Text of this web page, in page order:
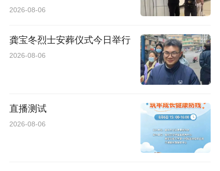
2026-08-06
龚宝冬烈士安葬仪式今日举行
2026-08-06
直播测试
2026-08-06